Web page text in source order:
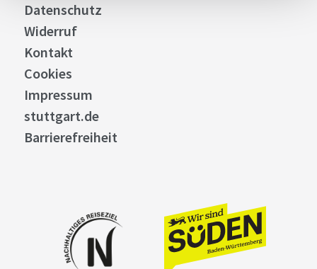
Datenschutz
Widerruf
Kontakt
Cookies
Impressum
stuttgart.de
Barrierefreiheit